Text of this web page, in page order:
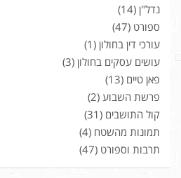
נדל"ן (14)
ספורט (47)
עורכי דין בחולון (1)
עושים עסקים בחולון (3)
פאן טיים (13)
פרשת השבוע (2)
קול התושבים (31)
תמונות מהשטח (4)
תרבות וספורט (47)